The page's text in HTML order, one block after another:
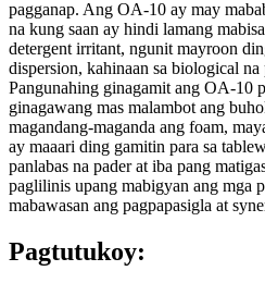
pagganap. Ang OA-10 ay may
na kung saan ay hindi lamang
detergent irritant, ngunit mayroon
dispersion, kahinaan sa biological na
Pangunahing ginagamit ang OA-10
ginagawang mas malambot ang
magandang-maganda ang foam,
ay maaari ding gamitin para sa
panlabas na pader at iba pang
paglilinis upang mabigyan ang mga
mabawasan ang pagpapasigla at
Pagtutukoy: